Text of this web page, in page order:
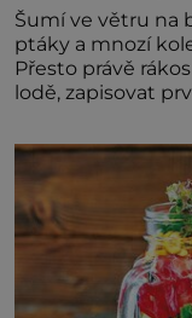
Šumí ve větru na
ptáky a mnozí
Přesto právě
lodě, zapisovat
už tisíce let.
obyčejnou kulisu
podívat